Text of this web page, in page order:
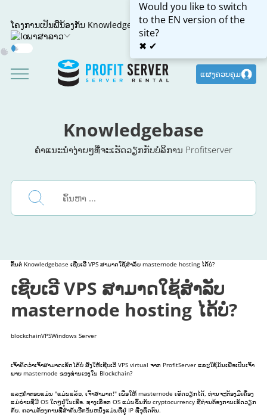
ໂຄງການເປັນພີ່ນ້ອງກັນ Knowledgebase
ພາສາລາວ
Would you like to switch
to the EN version of the
site?
✖ ✔
Mode
ແຜງຄວບຄຸມ
Knowledgebase
ຄໍາແນະນໍາງ່າຍໆທີ່ຈະເຮັດວຽກກັບບໍລິການ Profitserver
ຕົ້ນຕໍ Knowledgebase ເຊີບເວີ VPS ສາມາດໃຊ້ສໍາລັບ masternode hosting ໄດ້ບໍ?
ເຊີບເວີ VPS ສາມາດໃຊ້ສໍາລັບ
masternode hosting ໄດ້ບໍ?
blockchainVPSWindows Server
ເຈົ້າຄິດວ່າເຈົ້າສາມາດເຮັດໄດ້ບໍ ສັ່ງໃຫ້ເຊີບເວີ VPS virtual ຈາກ ProfitServer ແລະໃຊ້ມັນເພື່ອເປັນເຈົ້າ
ພາບ masternode ຂອງທ່ານເອງໃນ Blockchain?
ແລະຄໍາຕອບແມ່ນ "ແມ່ນແລ້ວ, ເຈົ້າສາມາດ!" ເພື່ອໃຫ້ masternode ເຮັດວຽກໄດ້, ທ່ານຈະຕ້ອງມີເຄື່ອງ
ແມ່ຂ່າຍທີ່ມີ OS ໃດໆຢູ່ໃນເຮືອ. ທາງເລືອກ OS ແມ່ນຂຶ້ນກັບ cryptocurrency ທີ່ທ່ານຕ້ອງການເຮັດວຽກ
ກັບ. ຄວາມຕ້ອງການທີ່ສໍາຄັນອີກອັນຫນຶ່ງແມ່ນທີ່ຢູ່ IP ທີ່ອຸທິດຕົນ.